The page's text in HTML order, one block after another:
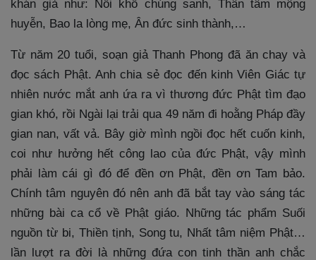
khán giả như: Nỗi khổ chúng sanh, Thân tâm mộng
huyễn, Bao la lòng mẹ, Ân đức sinh thành,…
Từ năm 20 tuổi, soạn giả Thanh Phong đã ăn chay và
đọc sách Phật. Anh chia sẻ đọc đến kinh Viên Giác tự
nhiên nước mắt anh ứa ra vì thương đức Phật tìm đạo
gian khó, rồi Ngài lại trải qua 49 năm đi hoằng Pháp đầy
gian nan, vất vả. Bây giờ mình ngồi đọc hết cuốn kinh,
coi như hưởng hết công lao của đức Phật, vậy mình
phải làm cái gì đó để đền ơn Phật, đền ơn Tam bảo.
Chính tâm nguyên đó nên anh đã bắt tay vào sáng tác
những bài ca cổ về Phật giáo. Những tác phẩm Suối
nguồn từ bi, Thiền tịnh, Song tu, Nhất tâm niệm Phật…
lần lượt ra đời là những đứa con tinh thần anh chắc